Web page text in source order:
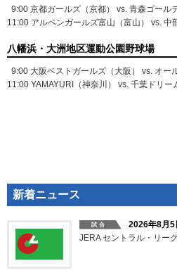
9:00 京都ガールズ（京都） vs. 青森ゴール
11:00 アルペンガールズ富山（富山） vs. 中
八幡浜・大洲地区運動公園野球場
9:00 大阪ベストガールズ（大阪） vs. オー
11:00 YAMAYURI（神奈川） vs. 千葉ドリー
新着ニュース
2026年8月5
JERA セントラル・リー